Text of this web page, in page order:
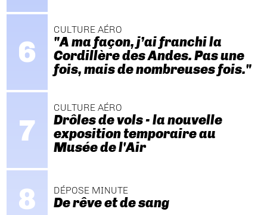
CULTURE AÉRO
"A ma façon, j’ai franchi la
Cordillère des Andes. Pas une
fois, mais de nombreuses fois."
CULTURE AÉRO
Drôles de vols - la nouvelle
exposition temporaire au
Musée de l'Air
DÉPOSE MINUTE
De rêve et de sang